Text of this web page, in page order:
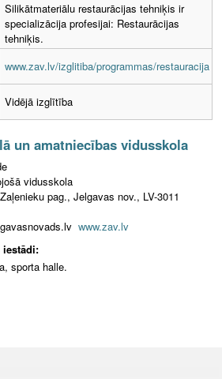
Silikātmateriālu restaurācijas tehniķis ir
specializācija profesijai: Restaurācijas
tehniķis.
www.zav.lv/izglitiba/programmas/restauracija
Vidējā izglītība
un amatniecības vidusskola
vidusskola
pag., Jelgavas nov., LV-3011
www.zav.lv
sporta halle.